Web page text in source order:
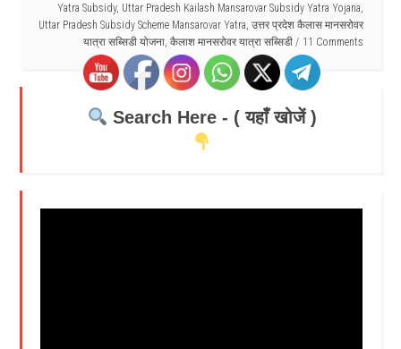
Yatra Subsidy, Uttar Pradesh Kailash Mansarovar Subsidy Yatra Yojana,
Uttar Pradesh Subsidy Scheme Mansarovar Yatra, उत्तर प्रदेश कैलास मानसरोवर
यात्रा सब्सिडी योजना, कैलाश मानसरोवर यात्रा सब्सिडी 11 Comments
Search Here - ( यहाँ खोजें )